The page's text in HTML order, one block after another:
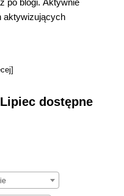
po blogi. Aktywnie
aktywizujących
dostępne